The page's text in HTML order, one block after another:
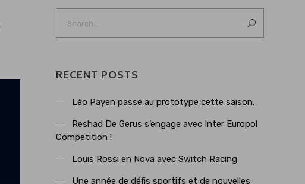
RECENT POSTS
Léo Payen passe au prototype cette saison.
Reshad De Gerus s’engage avec Inter Europol
Competition !
Louis Rossi en Nova avec Switch Racing
Une année de défis sportifs et de nouvelles